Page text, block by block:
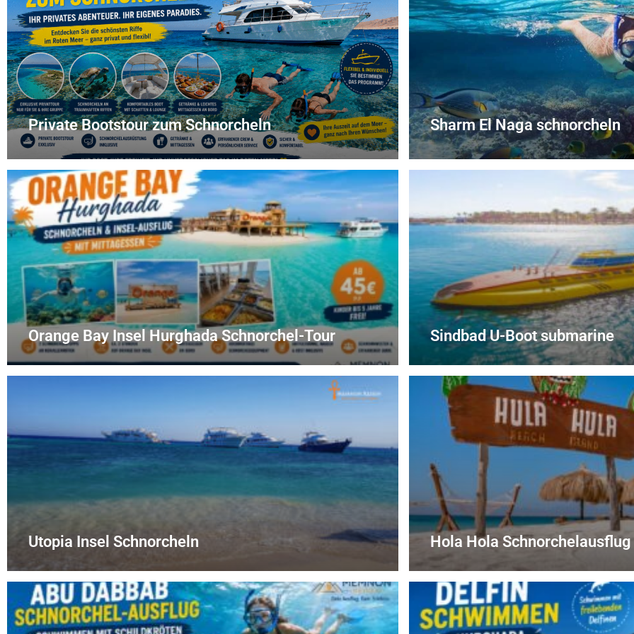
Private Bootstour zum Schnorcheln Sharm El Naga schnorcheln
Orange Bay Insel Hurghada Schnorchel-Tour Sindbad U-Boot submarine
Utopia Insel Schnorcheln Hola Hola